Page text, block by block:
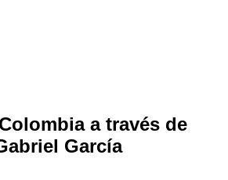
a través de
García